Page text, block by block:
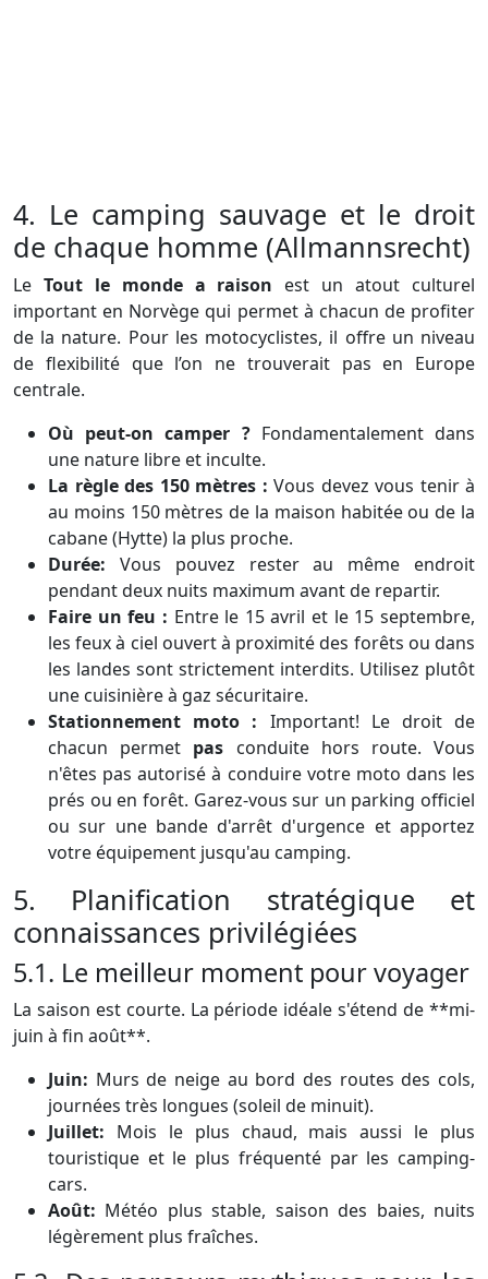
4. Le camping sauvage et le droit
de chaque homme (Allmannsrecht)
Le Tout le monde a raison est un atout culturel
important en Norvège qui permet à chacun de profiter
de la nature. Pour les motocyclistes, il offre un niveau
de flexibilité que l’on ne trouverait pas en Europe
centrale.
Où peut-on camper ?Fondamentalement dans
une nature libre et inculte.
La règle des 150 mètres : Vous devez vous tenir à
au moins 150 mètres de la maison habitée ou de la
cabane (Hytte) la plus proche.
Durée: Vous pouvez rester au même endroit
pendant deux nuits maximum avant de repartir.
Faire un feu : Entre le 15 avril et le 15 septembre,
les feux à ciel ouvert à proximité des forêts ou dans
les landes sont strictement interdits. Utilisez plutôt
une cuisinière à gaz sécuritaire.
Stationnement moto : Important! Le droit de
chacun permet pas conduite hors route. Vous
n'êtes pas autorisé à conduire votre moto dans les
prés ou en forêt. Garez-vous sur un parking officiel
ou sur une bande d'arrêt d'urgence et apportez
votre équipement jusqu'au camping.
5. Planification stratégique et
connaissances privilégiées
5.1. Le meilleur moment pour voyager
La saison est courte. La période idéale s'étend de **mi-
juin à fin août**.
Juin: Murs de neige au bord des routes des cols,
journées très longues (soleil de minuit).
Juillet: Mois le plus chaud, mais aussi le plus
touristique et le plus fréquenté par les camping-
cars.
Août: Météo plus stable, saison des baies, nuits
légèrement plus fraîches.